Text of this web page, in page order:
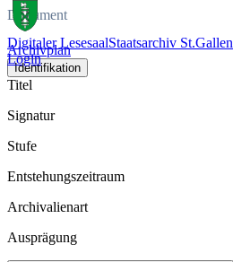
Digitaler LesesaalStaatsarchiv St.Gallen
Login
Dokument
Archivplan
Identifikation
Titel
Signatur
Stufe
Entstehungszeitraum
Archivalienart
Ausprägung